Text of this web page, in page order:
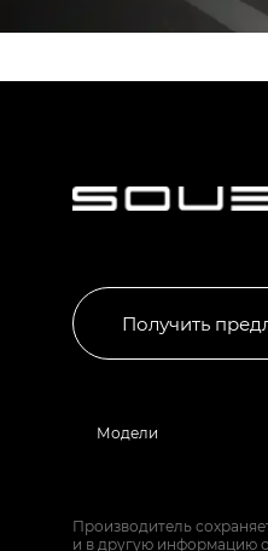
Получить
Модели
Производитель
и в другую информацию